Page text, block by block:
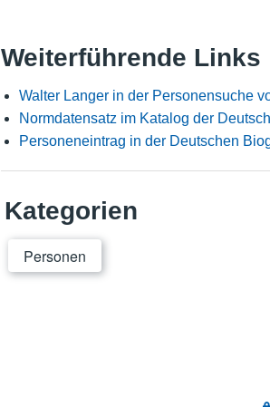
Weiterführende Links
Walter Langer in der Personensuche
Normdatensatz im Katalog der
Personeneintrag in der Deutschen
Kategorien
Personen